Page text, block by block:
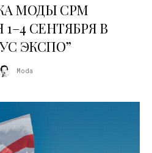
МОДЫ CPM
СЕНТЯБРЯ В
ЭКСПО”
Moda